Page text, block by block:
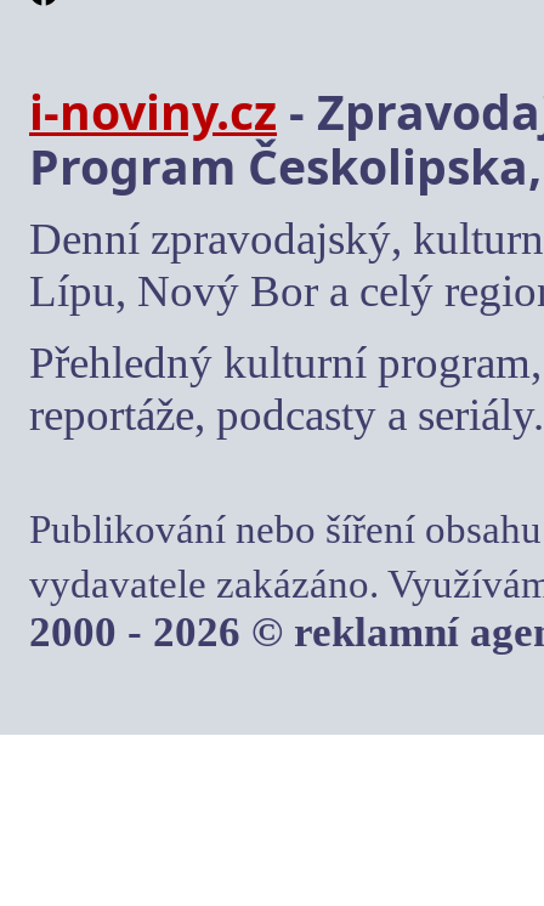
i-noviny.cz -
Program
Denní zpravodajský,
Lípu, Nový Bor a celý
Přehledný kulturní
reportáže, podcasty a seriály.
Publikování nebo šíření
vydavatele zakázáno.
2000 - 2026 © reklamní